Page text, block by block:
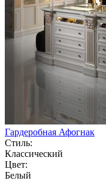
Гардеробная Афогнак
Стиль:
Классический
Цвет:
Белый